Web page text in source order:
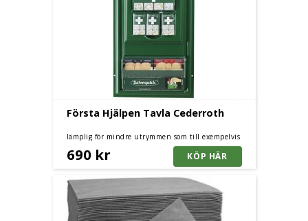
Första Hjälpen Tavla Cederroth
lämplig för mindre utrymmen som till exempelvis
690 kr